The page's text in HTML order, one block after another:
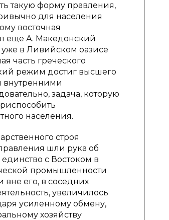
такую форму правления,
для населения
восточная
еще А. Македонский
в Ливийском оазисе
часть греческого
режим достиг высшего
внутренними
задача, которую
населения.
строя
шли рука об
с Востоком в
промышленности
вне его, в соседних
увеличилось
усиленному обмену,
хозяйству